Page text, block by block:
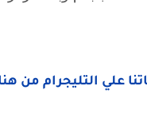
علي التليجرام من